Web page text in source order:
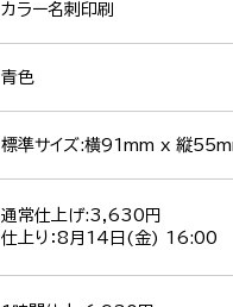
カラー名刺印刷
青色
標準サイズ:横91mm x 縦
通常仕上げ:3,630円
仕上り：8月14日(金) 16:00